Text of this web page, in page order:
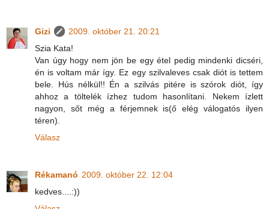
Gizi
2009. október 21. 20:21
Szia Kata!
Van úgy hogy nem jön be egy étel pedig mindenki dicséri,
én is voltam már így. Ez egy szilvaleves csak diót is tettem
bele. Hús nélkül!! Én a szilvás pitére is szórok diót, így
ahhoz a töltelék ízhez tudom hasonlítani. Nekem ízlett
nagyon, sőt még a férjemnek is(ő elég válogatós ilyen
téren).
Válasz
Rékamanó 2009. október 22. 12:04
kedves....:))